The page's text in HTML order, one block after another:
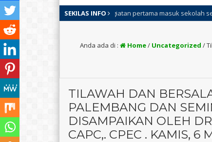
SEKILAS INFO
adalah kegiatan pertama masuk sekolah sebagai
Anda ada di : Home/ Uncategorized /
TILAWAH DAN
PALEMBANG DAN
DISAMPAIKAN OLEH
CAPC,. CPEC . KAMIS, 6